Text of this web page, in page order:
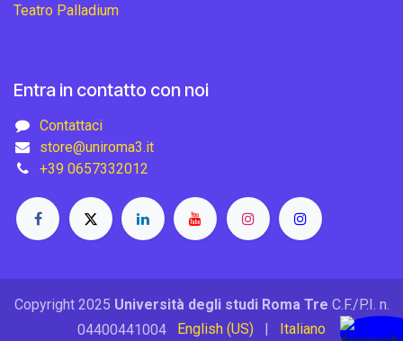
Teatro Palladium
Entra in contatto con noi
Contattaci
store@uniroma3.it
+39 0657332012
Copyright 2025 Università degli studi Roma Tre C.F./P.I. n.
04400441004
English (US) | Italiano